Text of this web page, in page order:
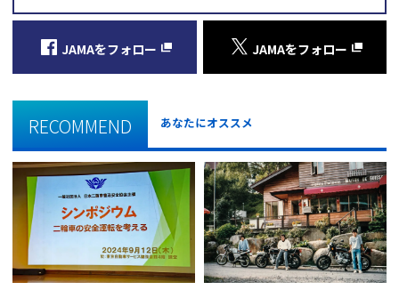
JAMAをフォロー JAMAをフォロー
RECOMMEND あなたにオススメ